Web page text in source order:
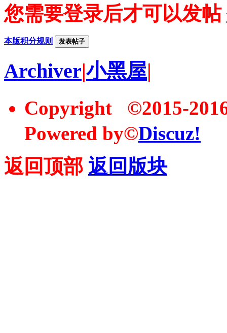
您需要登录后才可以发帖
本版积分规则 发表帖子
Archiver|小黑屋|
Copyright ©2015-
Powered by©Discuz!
返回顶部 返回版块